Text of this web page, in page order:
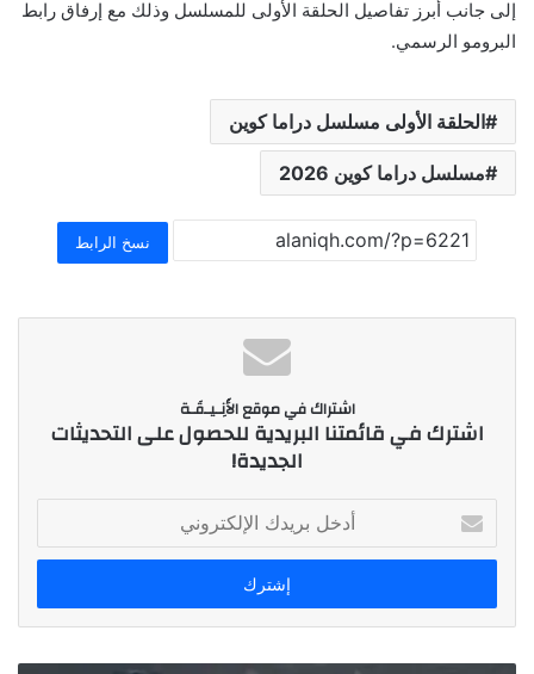
إلى جانب أبرز تفاصيل الحلقة الأولى للمسلسل وذلك مع إرفاق رابط
البرومو الرسمي.
الحلقة الأولى مسلسل دراما كوين
مسلسل دراما كوين 2026
نسخ الرابط
اشتراك في موقع الأَنِـيـقَـة
اشترك في قائمتنا البريدية للحصول على التحديثات
الجديدة!
خ
ب
ي